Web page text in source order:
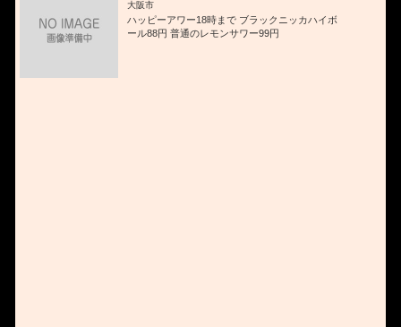
大阪市
ハッピーアワー18時まで ブラックニッカハイボ
ール88円 普通のレモンサワー99円